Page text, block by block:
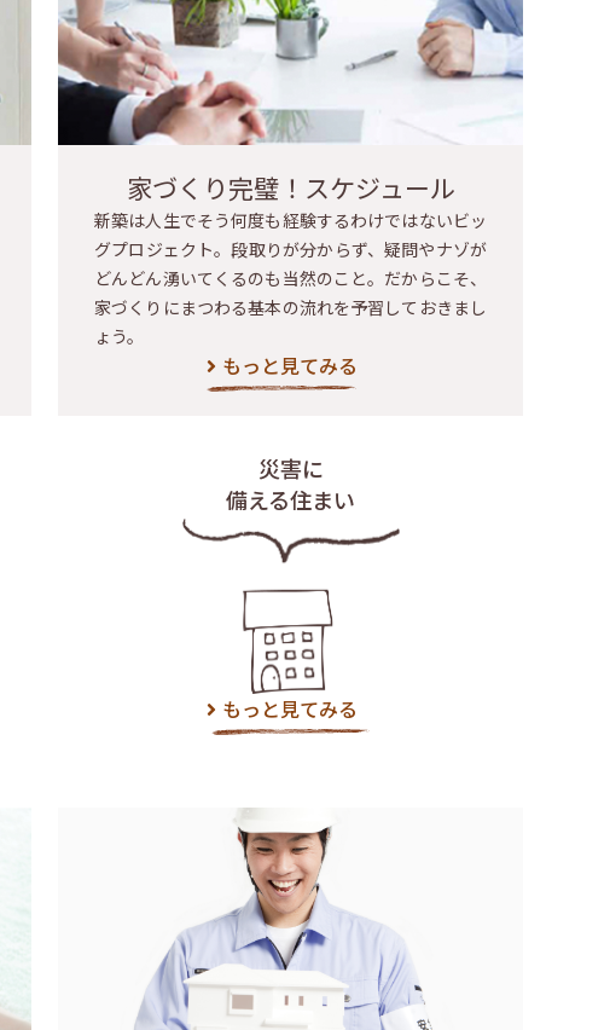
家づくり完璧！スケジュール
新築は人生でそう何度も経験するわけではないビッ
グプロジェクト。段取りが分からず、疑問やナゾが
どんどん湧いてくるのも当然のこと。だからこそ、
家づくりにまつわる基本の流れを予習しておきまし
ょう。
もっと見てみる
災害に
備える住まい
もっと見てみる